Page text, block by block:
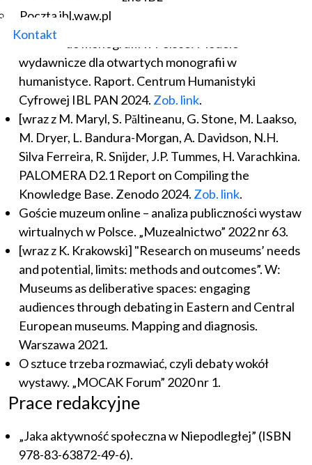
Poczta ibl.waw.pl
Kontakt
[wraz z M. Wnuk, M. Franczak, K. Kamińska, M.
Świetlik, I. Zięba, P. Rams]. Polityki otwartego
dostępu do monografii w Polsce: Modele
wydawnicze dla otwartych monografii w
humanistyce. Raport. Centrum Humanistyki
Cyfrowej IBL PAN 2024. Zob. link.
[wraz z M. Maryl, S. Păltineanu, G. Stone, M. Laakso,
M. Dryer, L. Bandura-Morgan, A. Davidson, N.H.
Silva Ferreira, R. Snijder, J.P. Tummes, H. Varachkina.
PALOMERA D2.1 Report on Compiling the
Knowledge Base. Zenodo 2024. Zob. link.
Goście muzeum online – analiza publiczności wystaw
wirtualnych w Polsce. „Muzealnictwo” 2022 nr 63.
[wraz z K. Krakowski] "Research on museums’ needs
and potential, limits: methods and outcomes”. W:
Museums as deliberative spaces: engaging
audiences through debating in Eastern and Central
European museums. Mapping and diagnosis.
Warszawa 2021.
O sztuce trzeba rozmawiać, czyli debaty wokół
wystawy. „MOCAK Forum” 2020 nr 1.
Prace redakcyjne
„Jaka aktywność społeczna w Niepodległej” (ISBN
978-83-63872-49-6).